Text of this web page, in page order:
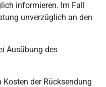
informieren. Im Fall
unverzüglich an den
Ausübung des
der Rücksendung